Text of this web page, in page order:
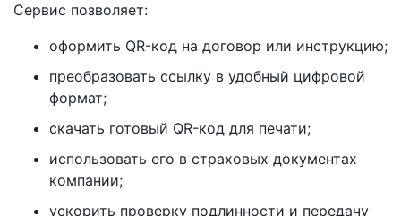
Сервис позволяет:
оформить QR-код на договор или инструкцию;
преобразовать ссылку в удобный цифровой
формат;
скачать готовый QR-код для печати;
использовать его в страховых документах
компании;
ускорить проверку подлинности и передачу